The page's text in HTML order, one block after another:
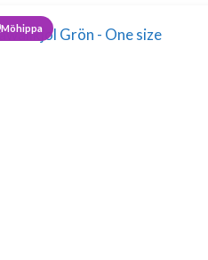
Möhippa